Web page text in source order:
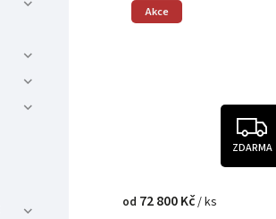
Akce
ZDARMA
od 72 800 Kč/ ks